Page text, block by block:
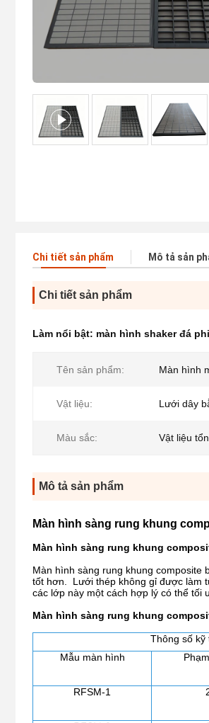
Chi tiết sản phẩm Mô tả sản
Chi tiết sản phẩm
Làm nổi bật: màn hình shaker đá
Tên sản phẩm: Màn hình
Vật liệu: Lưới dây
Màu sắc: Vật liệu
Mô tả sản phẩm
Màn hình sàng rung khung
Màn hình sàng rung khung
Màn hình sàng rung khung composite
tốt hơn. Lưới thép không gỉ được làm
các lớp này một cách hợp lý có thể tối
Màn hình sàng rung khung
Thông số kỹ
Mẫu màn hình
RFSM-1